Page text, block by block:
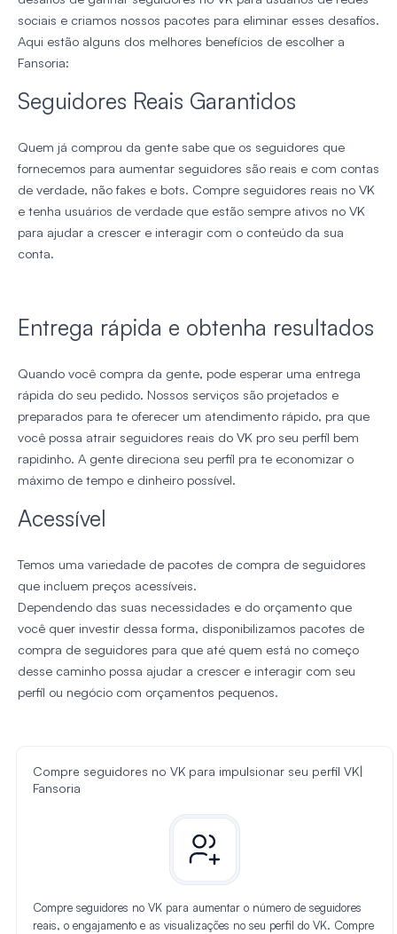
sociais e criamos nossos pacotes para eliminar esses desafios.
Aqui estão alguns dos melhores benefícios de escolher a
Fansoria:
Seguidores Reais Garantidos
Quem já comprou da gente sabe que os seguidores que
fornecemos para aumentar seguidores são reais e com contas
de verdade, não fakes e bots. Compre seguidores reais no VK
e tenha usuários de verdade que estão sempre ativos no VK
para ajudar a crescer e interagir com o conteúdo da sua
conta.
Entrega rápida e obtenha resultados
Quando você compra da gente, pode esperar uma entrega
rápida do seu pedido. Nossos serviços são projetados e
preparados para te oferecer um atendimento rápido, pra que
você possa atrair seguidores reais do VK pro seu perfil bem
rapidinho. A gente direciona seu perfil pra te economizar o
máximo de tempo e dinheiro possível.
Acessível
Temos uma variedade de pacotes de compra de seguidores
que incluem preços acessíveis.
Dependendo das suas necessidades e do orçamento que
você quer investir dessa forma, disponibilizamos pacotes de
compra de seguidores para que até quem está no começo
desse caminho possa ajudar a crescer e interagir com seu
perfil ou negócio com orçamentos pequenos.
Compre seguidores no VK para impulsionar seu perfil VK|
Fansoria
Compre seguidores no VK para aumentar o número de seguidores
reais, o engajamento e as visualizações no seu perfil do VK. Compre